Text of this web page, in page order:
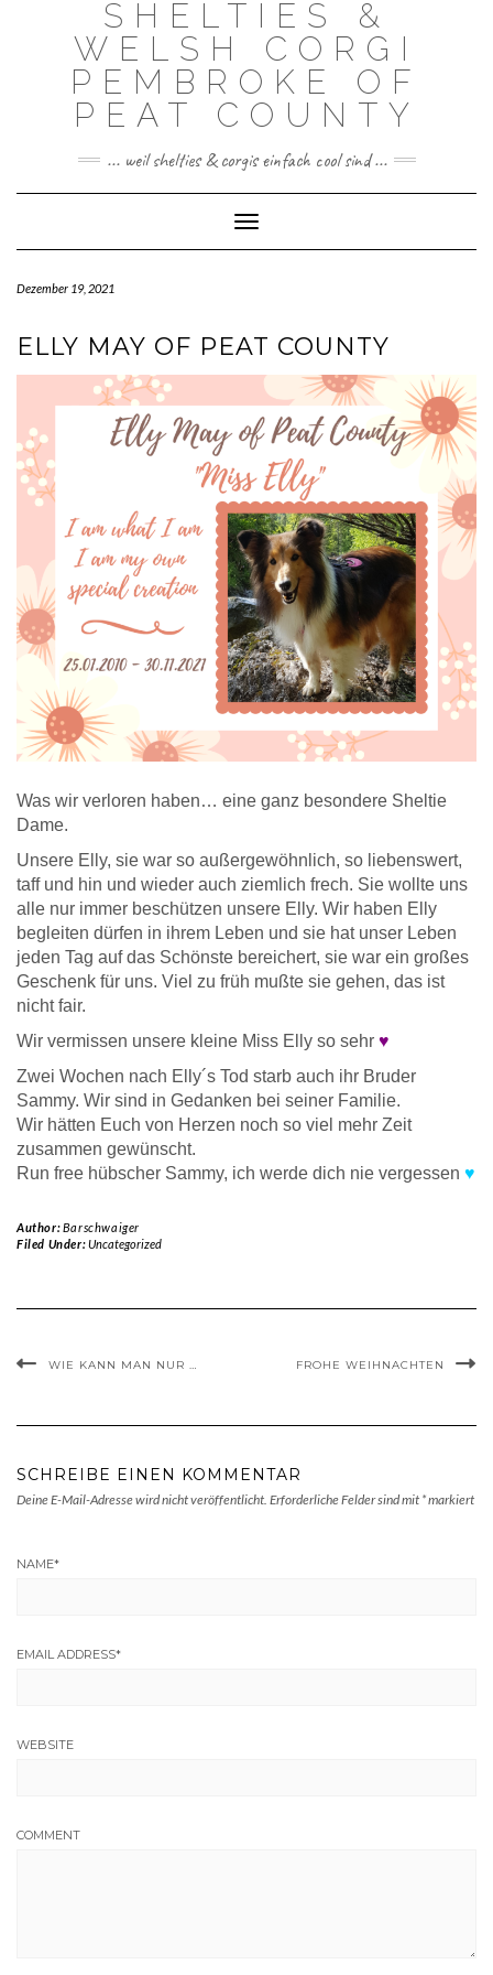
SHELTIES &
WELSH CORGI
PEMBROKE OF
PEAT COUNTY
... weil shelties & corgis einfach cool sind ...
Toggle Navigation
Dezember 19, 2021
ELLY MAY OF PEAT COUNTY
Was wir verloren haben… eine ganz besondere Sheltie
Dame.
Unsere Elly, sie war so außergewöhnlich, so liebenswert,
taff und hin und wieder auch ziemlich frech. Sie wollte uns
alle nur immer beschützen unsere Elly. Wir haben Elly
begleiten dürfen in ihrem Leben und sie hat unser Leben
jeden Tag auf das Schönste bereichert, sie war ein großes
Geschenk für uns. Viel zu früh mußte sie gehen, das ist
nicht fair.
Wir vermissen unsere kleine Miss Elly so sehr ♥
Zwei Wochen nach Elly´s Tod starb auch ihr Bruder
Sammy. Wir sind in Gedanken bei seiner Familie.
Wir hätten Euch von Herzen noch so viel mehr Zeit
zusammen gewünscht.
Run free hübscher Sammy, ich werde dich nie vergessen ♥
Author:Barschwaiger
Filed Under:Uncategorized
WIE KANN MAN NUR … FROHE WEIHNACHTEN
SCHREIBE EINEN KOMMENTAR
Deine E-Mail-Adresse wird nicht veröffentlicht. Erforderliche Felder sind mit *markiert
NAME*
EMAIL ADDRESS*
WEBSITE
COMMENT